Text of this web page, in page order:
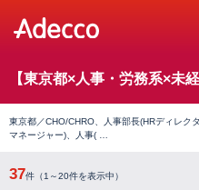
【東京都×人事・労務系×未
東京都／CHO/CHRO、人事部長(HRディレク
マネージャー)、人事( …
37件（1～20件を表示中）